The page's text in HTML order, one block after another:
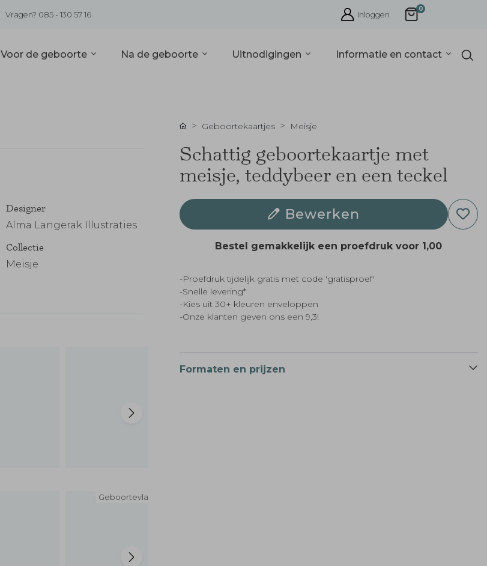
Vragen? 085 - 130 57 16 Inloggen
0
Voor de geboorte Na de geboorte Uitnodigingen Informatie en contact
Designer
Alma Langerak Illustraties
Collectie
Meisje
Geboortevlag
Geboortekaartjes Meisje
Schattig geboortekaartje met
meisje, teddybeer en een teckel
Bewerken
Bestel gemakkelijk een proefdruk voor 1,00
-Proefdruk tijdelijk gratis met code 'gratisproef'
-Snelle levering*
-Kies uit 30+ kleuren enveloppen
-Onze klanten geven ons een 9,3!
Formaten en prijzen